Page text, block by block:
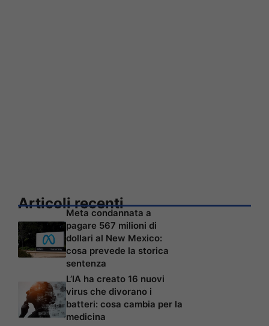
Articoli recenti
Meta condannata a
pagare 567 milioni di
dollari al New Mexico:
cosa prevede la storica
sentenza
L’IA ha creato 16 nuovi
virus che divorano i
batteri: cosa cambia per la
medicina